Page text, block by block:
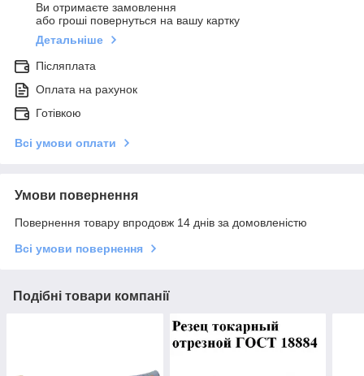
Ви отримаєте замовлення
або гроші повернуться на вашу картку
Детальніше
Післяплата
Оплата на рахунок
Готівкою
Всі умови оплати
Умови повернення
Повернення товару впродовж 14 днів за домовленістю
Всі умови повернення
Подібні товари компанії